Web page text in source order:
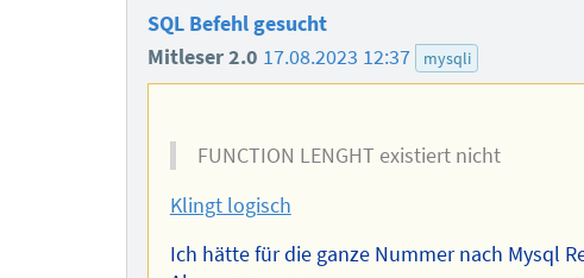
SQL Befehl gesucht
Mitleser 2.0 17.08.2023 12:37 mysqli
FUNCTION LENGHT existiert nicht
Klingt logisch
Ich hätte für die ganze Nummer nach Mysql